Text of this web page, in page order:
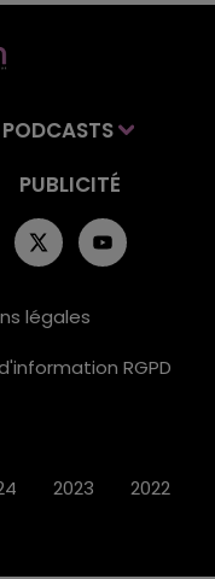
PODCASTS
PUBLICITÉ
légales
RGPD
2023 2022